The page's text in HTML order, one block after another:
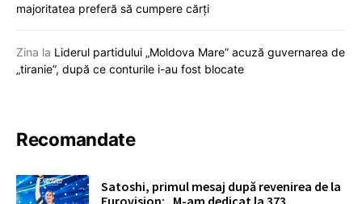
majoritatea preferă să cumpere cărți
Zina la Liderul partidului „Moldova Mare” acuză guvernarea de
„tiranie”, după ce conturile i-au fost blocate
Recomandate
Satoshi, primul mesaj după revenirea de la
Eurovision: „M-am dedicat la 373